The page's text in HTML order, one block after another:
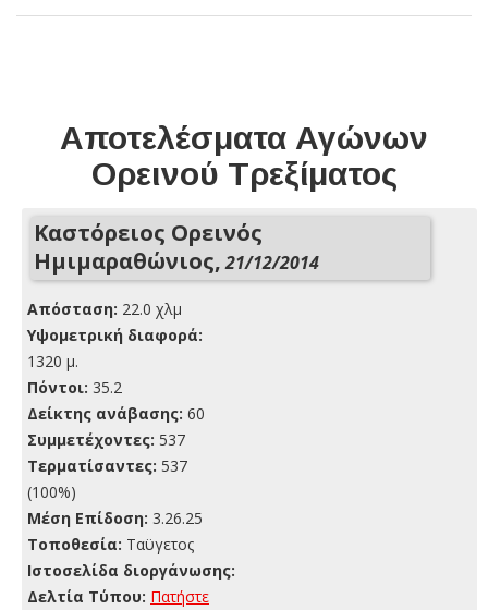
Αποτελέσματα Αγώνων
Ορεινού Τρεξίματος
Καστόρειος Ορεινός
Ημιμαραθώνιος,21/12/2014
Απόσταση: 22.0 χλμ
Yψομετρική διαφορά:
1320 μ.
Πόντοι: 35.2
Δείκτης ανάβασης: 60
Συμμετέχοντες: 537
Τερματίσαντες: 537
(100%)
Μέση Επίδοση: 3.26.25
Τοποθεσία: Ταϋγετος
Ιστοσελίδα διοργάνωσης:
Δελτία Τύπου: Πατήστε